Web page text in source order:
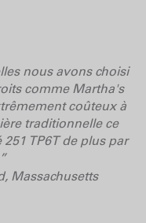
nous avons choisi
comme Martha's
coûteux à
traditionnelle ce
TP6T de plus par
Massachusetts